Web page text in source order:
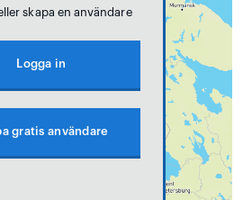
skapa en användare
Logga in
gratis användare